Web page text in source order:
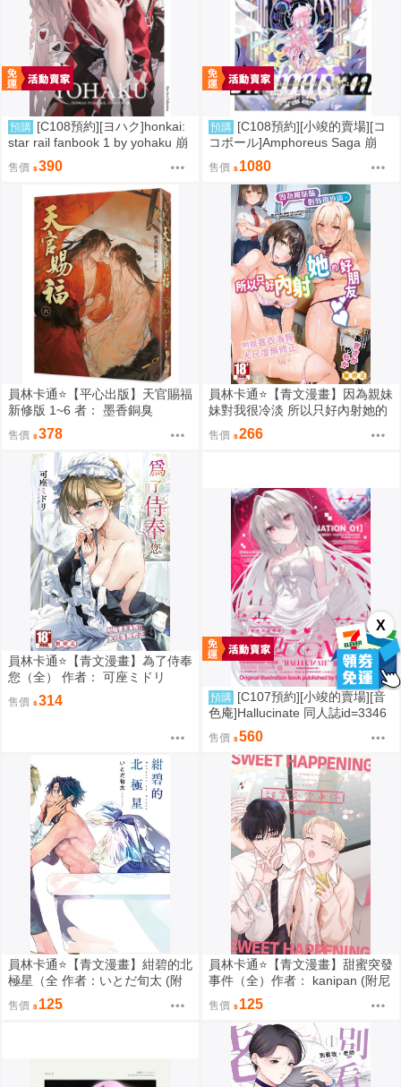
X
預購 [C108預約][ヨハク]honkai:
star rail fanbook 1 by yohaku 崩
壞：星穹鐵道 同人誌id=3767971
售價 390
預購 [C108預約][小竣的賣場][コ
コボール]Amphoreus Saga 崩
壞：星穹鐵道 同人誌id=3745928
售價 1080
員林卡通⭐️【平心出版】天官賜福
新修版 1~6 者： 墨香銅臭
售價 378
員林卡通⭐️【青文漫畫】因為親妹
妹對我很冷淡 所以只好內射她的
好朋友（全） 作者： あきさかや
もか
售價 266
員林卡通⭐️【青文漫畫】為了侍奉
您（全） 作者： 可座ミドリ
售價 314 預購 [C107預約][小竣的賣場][音
色庵]Hallucinate 同人誌id=3346
298
售價 560
員林卡通⭐️【青文漫畫】紺碧的北
極星（全 作者：いとだ旬太 (附
尼采書套)
售價 125
員林卡通⭐️【青文漫畫】甜蜜突發
事件（全）作者： kanipan (附尼
采書套)
售價 125